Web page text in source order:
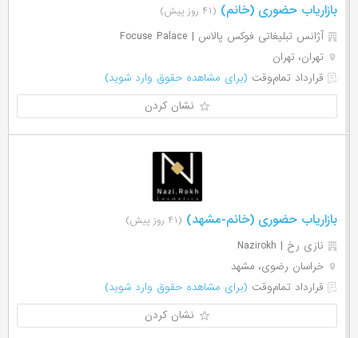
بازاریاب حضوری (خانم) (۴۱ روز پیش)
آژانس تبلیغاتی فوکس پالاس | Focuse Palace
تهران، تهران
قرارداد تمام‌وقت (برای مشاهده حقوق وارد شوید)
نشان کردن
بازاریاب حضوری (خانم-مشهد) (۴۱ روز پیش)
نازی رخ | Nazirokh
خراسان رضوی، مشهد
قرارداد تمام‌وقت (برای مشاهده حقوق وارد شوید)
نشان کردن